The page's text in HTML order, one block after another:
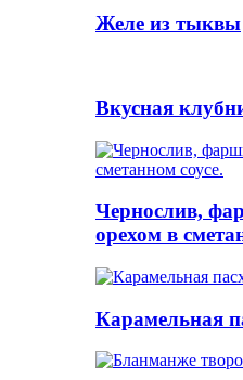
Желе из тыквы
Вкусная
Чернослив,
орехом в
Карамельная